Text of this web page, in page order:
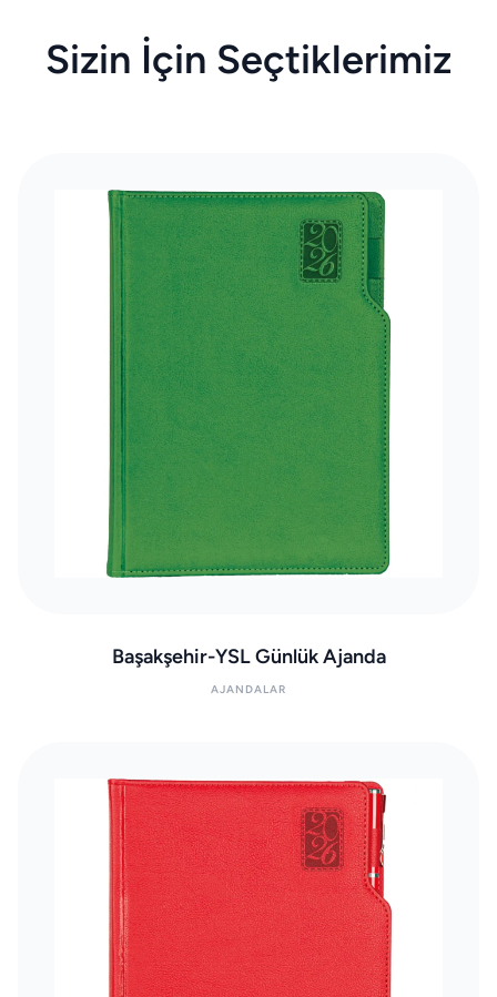
Sizin İçin Seçtiklerimiz
Başakşehir-YSL Günlük Ajanda
AJANDALAR